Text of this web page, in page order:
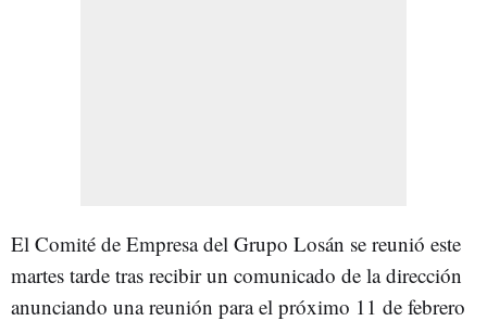
El Comité de Empresa del Grupo Losán se reunió este
martes tarde tras recibir un comunicado de la dirección
anunciando una reunión para el próximo 11 de febrero